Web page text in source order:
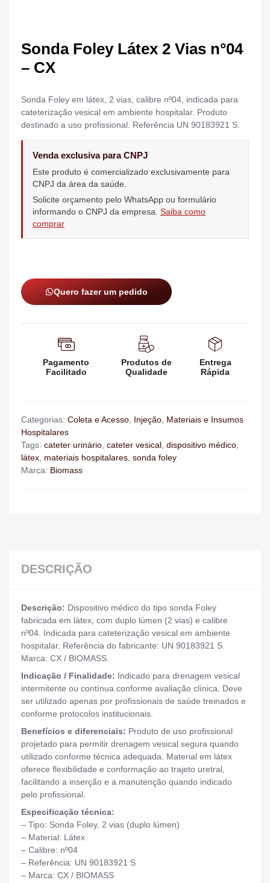
Sonda Foley Látex 2 Vias n°04
– CX
Sonda Foley em látex, 2 vias, calibre nº04, indicada para
cateterização vesical em ambiente hospitalar. Produto
destinado a uso profissional. Referência UN 90183921 S.
Venda exclusiva para CNPJ
Este produto é comercializado exclusivamente para
CNPJ da área da saúde.
Solicite orçamento pelo WhatsApp ou formulário
informando o CNPJ da empresa. Saiba como
comprar
Quero fazer um pedido
Pagamento
Facilitado
Produtos de
Qualidade
Entrega
Rápida
Categorias: Coleta e Acesso, Injeção, Materiais e Insumos
Hospitalares
Tags: cateter urinário, cateter vesical, dispositivo médico,
látex, materiais hospitalares, sonda foley
Marca: Biomass
DESCRIÇÃO
Descrição: Dispositivo médico do tipo sonda Foley
fabricada em látex, com duplo lúmen (2 vias) e calibre
nº04. Indicada para cateterização vesical em ambiente
hospitalar. Referência do fabricante: UN 90183921 S.
Marca: CX / BIOMASS.
Indicação / Finalidade: Indicado para drenagem vesical
intermitente ou contínua conforme avaliação clínica. Deve
ser utilizado apenas por profissionais de saúde treinados e
conforme protocolos institucionais.
Benefícios e diferenciais: Produto de uso profissional
projetado para permitir drenagem vesical segura quando
utilizado conforme técnica adequada. Material em látex
oferece flexibilidade e conformação ao trajeto uretral,
facilitando a inserção e a manutenção quando indicado
pelo profissional.
Especificação técnica:
– Tipo: Sonda Foley, 2 vias (duplo lúmen)
– Material: Látex
– Calibre: nº04
– Referência: UN 90183921 S
– Marca: CX / BIOMASS